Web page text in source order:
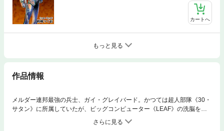
カートへ
もっと見る
作品情報
メルダー連邦最強の兵士、ガイ・グレイバード。かつては超人部隊《30・
サタン》に所属していたが、ビッグコンピューター《LEAF》の洗脳を免
れたため反逆者として狙われる……。メルダー本星のひとつ、プラチナム
へ侵入し、神々を滅ぼす男－ラグナロック－と化したガイ。《LEAF》を